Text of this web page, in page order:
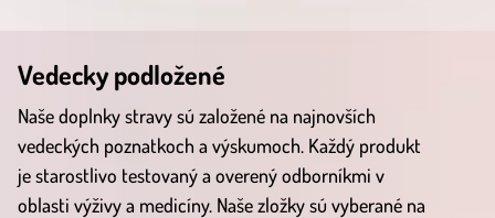
Vedecky podložené
Naše doplnky stravy sú založené na najnovších
vedeckých poznatkoch a výskumoch. Každý produkt
je starostlivo testovaný a overený odborníkmi v
oblasti výživy a medicíny. Naše zložky sú vyberané na